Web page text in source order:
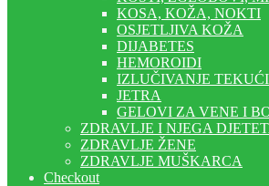
KOSA, KOŽA, NOKTI
OSJETLJIVA KOŽA
DIJABETES
HEMOROIDI
IZLUČIVANJE
JETRA
GELOVI ZA VENE I
ZDRAVLJE I NJEGA
ZDRAVLJE ŽENE
ZDRAVLJE MUŠKARCA
Checkout